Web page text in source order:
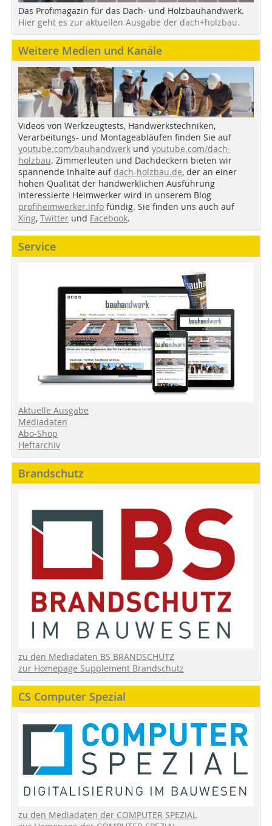
Das Profimagazin für das Dach- und Holzbauhandwerk.
Hier geht es zur aktuellen Ausgabe der dach+holzbau.
Weitere Medien und Kanäle
Videos von Werkzeugtests, Handwerkstechniken,
Verarbeitungs- und Montageabläufen finden Sie auf
youtube.com/bauhandwerk und youtube.com/dach-
holzbau. Zimmerleuten und Dachdeckern bieten wir
spannende Inhalte auf dach-holzbau.de, der an einer
hohen Qualität der handwerklichen Ausführung
interessierte Heimwerker wird in unserem Blog
profiheimwerker.info fündig. Sie finden uns auch auf
Xing, Twitter und Facebook.
Service
Aktuelle Ausgabe
Mediadaten
Abo-Shop
Heftarchiv
Brandschutz
zu den Mediadaten BS BRANDSCHUTZ
zur Homepage Supplement Brandschutz
CS Computer Spezial
zu den Mediadaten der COMPUTER SPEZIAL